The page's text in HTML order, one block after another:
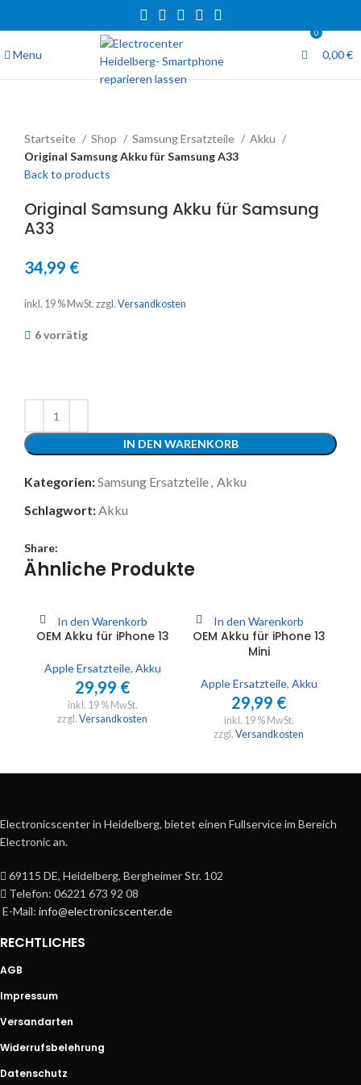
Menu
0
0,00€
Startseite Shop Samsung Ersatzteile
Akku
Original Samsung Akku für Samsung A33
Back to products
Original Samsung Akku für Samsung
A33
34,99 €
inkl. 19 % MwSt. zzgl. Versandkosten
6 vorrätig
IN DEN WARENKORB
Kategorien:Samsung Ersatzteile, Akku
Schlagwort:Akku
Share:
Ähnliche Produkte
In den Warenkorb
OEM Akku für iPhone 13
Apple Ersatzteile, Akku
29,99 €
inkl. 19 % MwSt.
zzgl. Versandkosten
In den Warenkorb
OEM Akku für iPhone 13
Mini
Apple Ersatzteile, Akku
29,99 €
inkl. 19 % MwSt.
zzgl. Versandkosten
Electronicscenter in Heidelberg, bietet einen Fullservice im Bereich
Electronic an.
69115 DE, Heidelberg, Bergheimer Str. 102
Telefon: 06221 673 92 08
E-Mail:info@electronicscenter.de
RECHTLICHES
AGB
Impressum
Versandarten
Widerrufsbelehrung
Datenschutz